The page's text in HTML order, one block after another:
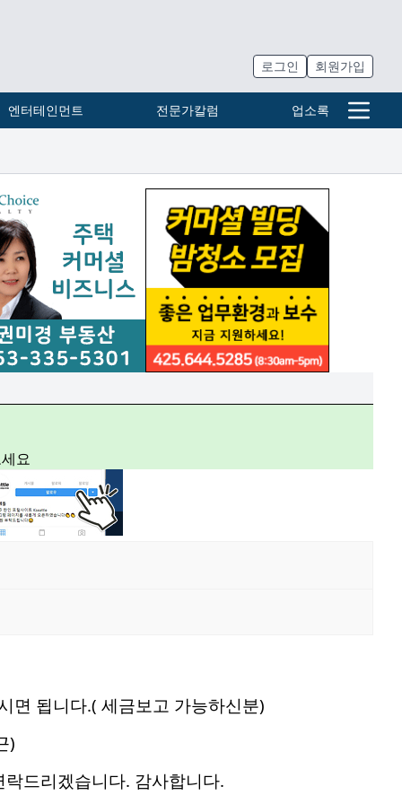
로그인 회원가입
엔터테인먼트 전문가칼럼 업소록
요
면 됩니다.( 세금보고 가능하신분)
)
드리겠습니다. 감사합니다.